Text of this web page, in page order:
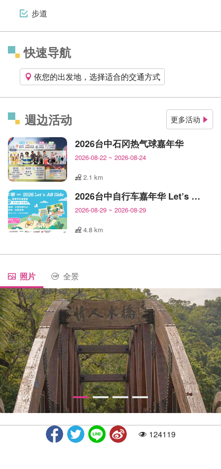
步道
快速导航
依您的出发地，选择适合的交通方式
週边活动 更多活动
2026台中石冈热气球嘉年华
2026-08-22 ~ 2026-08-24
2.1 km
2026台中自行车嘉年华 Let’s All Ride!
2026-08-29 ~ 2026-08-29
4.8 km
照片 全景
人气124119